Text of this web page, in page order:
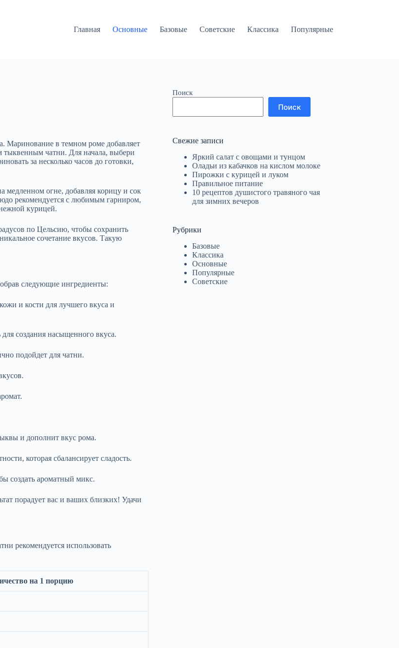
Главная Основные Базовые Советские Классика Популярные
Маринование в темном роме добавляет
тыквенным чатни. Для начала, выбери
за несколько часов до готовки,
огне, добавляя корицу и сок
рекомендуется с любимым гарниром,
курицей.
по Цельсию, чтобы сохранить
сочетание вкусов. Такую
следующие ингредиенты:
и кости для лучшего вкуса и
создания насыщенного вкуса.
подойдет для чатни.
и дополнит вкус рома.
которая сбалансирует сладость.
создать ароматный микс.
порадует вас и ваших близких! Удачи
рекомендуется использовать
на 1 порцию
Поиск
Поиск
Свежие записи
Яркий салат с овощами и тунцом
Оладьи из кабачков на кислом молоке
Пирожки с курицей и луком
Правильное питание
10 рецептов душистого травяного чая
для зимних вечеров
Рубрики
Базовые
Классика
Основные
Популярные
Советские